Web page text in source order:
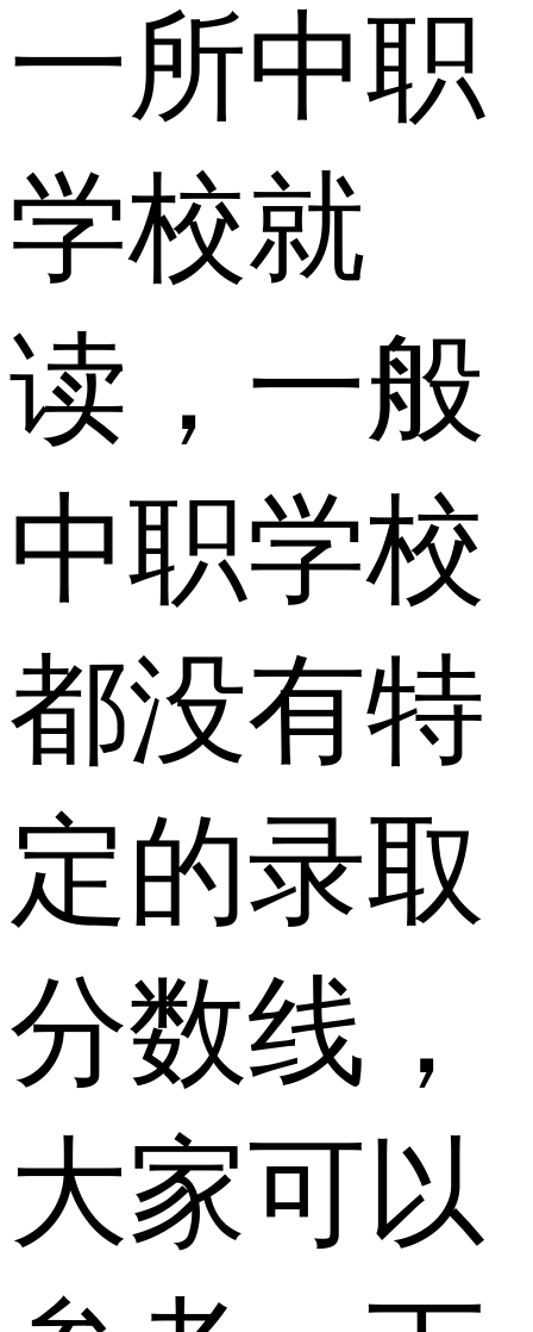
一所中职
学校就
读，一般
中职学校
都没有特
定的录取
分数线，
大家可以